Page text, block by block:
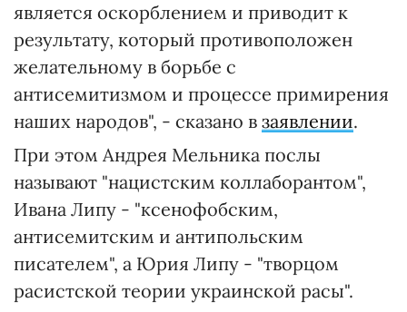
является оскорблением и приводит к
результату, который противоположен
желательному в борьбе с
антисемитизмом и процессе примирения
наших народов", - сказано в заявлении.
При этом Андрея Мельника послы
называют "нацистским коллаборантом",
Ивана Липу - "ксенофобским,
антисемитским и антипольским
писателем", а Юрия Липу - "творцом
расистской теории украинской расы".